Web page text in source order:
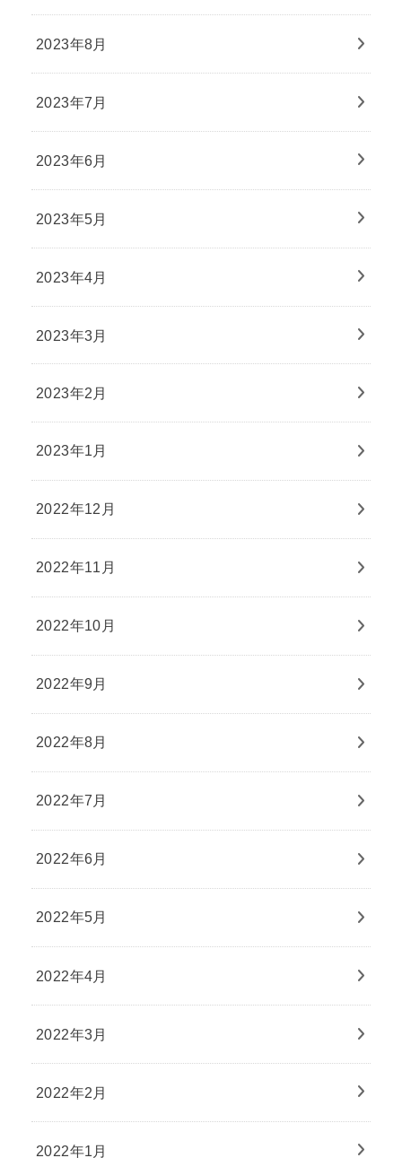
2023年8月
2023年7月
2023年6月
2023年5月
2023年4月
2023年3月
2023年2月
2023年1月
2022年12月
2022年11月
2022年10月
2022年9月
2022年8月
2022年7月
2022年6月
2022年5月
2022年4月
2022年3月
2022年2月
2022年1月